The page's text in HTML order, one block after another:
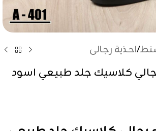
/احذية رجالى
رجالي كلاسيك جلد طبيعي اسود